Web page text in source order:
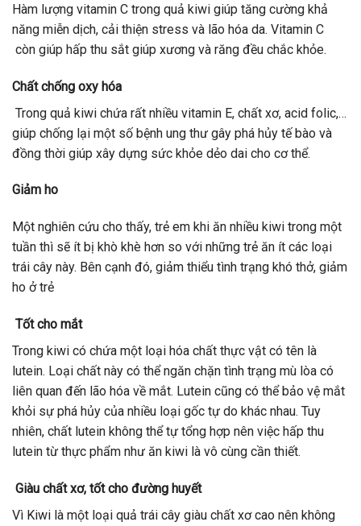
Hàm lượng vitamin C trong quả kiwi giúp tăng cường khả
năng miễn dịch, cải thiện stress và lão hóa da. Vitamin C
còn giúp hấp thu sắt giúp xương và răng đều chắc khỏe.
Chất chống oxy hóa
Trong quả kiwi chứa rất nhiều vitamin E, chất xơ, acid folic,…
giúp chống lại một số bệnh ung thư gây phá hủy tế bào và
đồng thời giúp xây dựng sức khỏe dẻo dai cho cơ thể.
Giảm ho
Một nghiên cứu cho thấy, trẻ em khi ăn nhiều kiwi trong một
tuần thì sẽ ít bị khò khè hơn so với những trẻ ăn ít các loại
trái cây này. Bên cạnh đó, giảm thiểu tình trạng khó thở, giảm
ho ở trẻ
Tốt cho mắt
Trong kiwi có chứa một loại hóa chất thực vật có tên là
lutein. Loại chất này có thể ngăn chặn tình trạng mù lòa có
liên quan đến lão hóa về mắt. Lutein cũng có thể bảo vệ mắt
khỏi sự phá hủy của nhiều loại gốc tự do khác nhau. Tuy
nhiên, chất lutein không thể tự tổng hợp nên việc hấp thu
lutein từ thực phẩm như ăn kiwi là vô cùng cần thiết.
Giàu chất xơ, tốt cho đường huyết
Vì Kiwi là một loại quả trái cây giàu chất xơ cao nên không